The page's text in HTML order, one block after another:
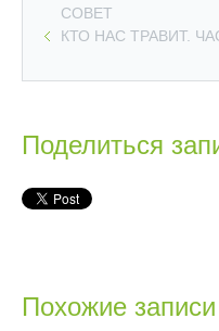
СОВЕТ
КТО НАС ТРАВИТ.
Поделиться
Похожие записи